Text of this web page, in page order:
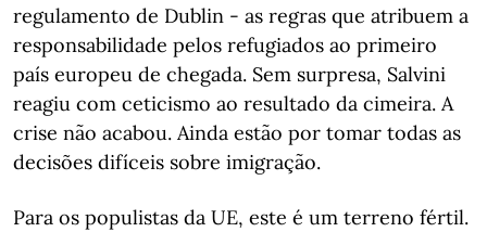
regulamento de Dublin - as regras que atribuem a
responsabilidade pelos refugiados ao primeiro
país europeu de chegada. Sem surpresa, Salvini
reagiu com ceticismo ao resultado da cimeira. A
crise não acabou. Ainda estão por tomar todas as
decisões difíceis sobre imigração.
Para os populistas da UE, este é um terreno fértil.